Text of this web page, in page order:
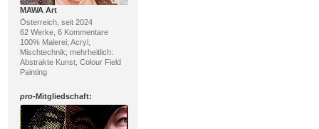
MAWA Art
Österreich, seit 2024
62 Werke, 6 Kommentare
100% Malerei; Acryl,
Mischtechnik; mehrheitlich:
Abstrakte Kunst, Colour Field
Painting
pro-Mitgliedschaft: